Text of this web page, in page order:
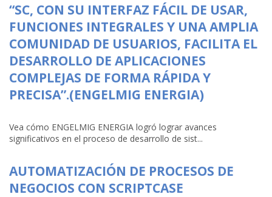
“SC, CON SU INTERFAZ FÁCIL DE USAR,
FUNCIONES INTEGRALES Y UNA AMPLIA
COMUNIDAD DE USUARIOS, FACILITA EL
DESARROLLO DE APLICACIONES
COMPLEJAS DE FORMA RÁPIDA Y
PRECISA”.(ENGELMIG ENERGIA)
Vea cómo ENGELMIG ENERGIA logró lograr avances
significativos en el proceso de desarrollo de sist...
AUTOMATIZACIÓN DE PROCESOS DE
NEGOCIOS CON SCRIPTCASE